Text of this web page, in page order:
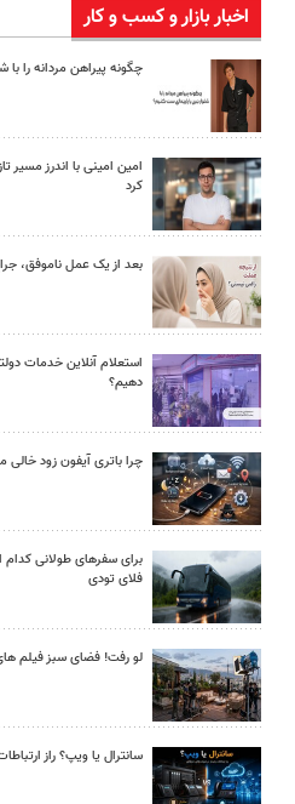
اخبار بازار و کسب و کار
چگونه پیراهن مردانه را
امین امینی با اندرز
کرد
بعد از یک عمل ناموفق،
استعلام آنلاین خدمات
دهیم؟
چرا باتری آیفون زود خالی می شود؟ ۹
برای سفرهای طولانی کدام
فلای تودی
لو رفت! فضای سبز فیلم
سانترال یا ویپ؟ راز